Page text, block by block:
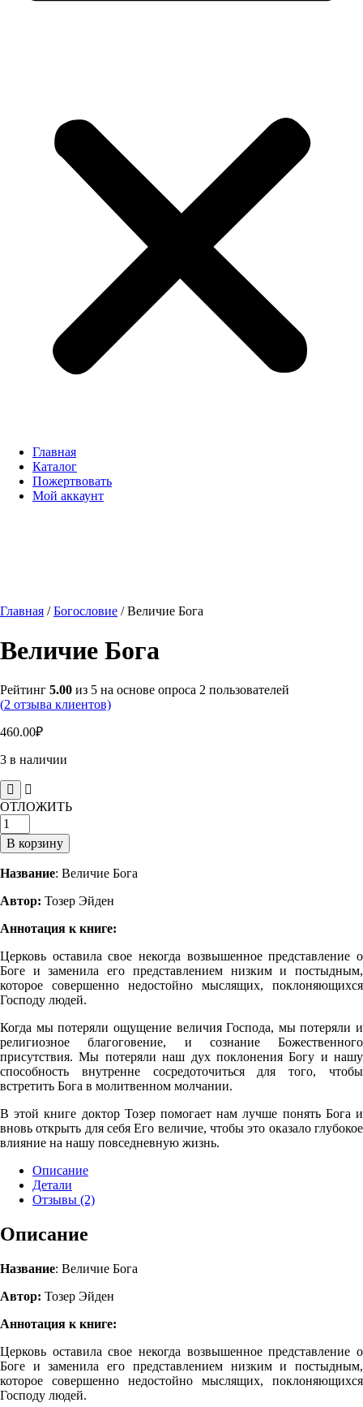
Главная
Каталог
Пожертвовать
Мой аккаунт
Главная /Богословие / Величие Бога
Величие Бога
Рейтинг 5.00 из 5 на основе опроса 2 пользователей
(2 отзыва клиентов)
460.00₽
3 в наличии
ОТЛОЖИТЬ
Количество
товара
Величие
В корзину
Название: Величие Бога
Автор: Тозер Эйден
Аннотация к книге:
Церковь оставила свое некогда возвышенное пред­ставление о
Боге и заменила его представлением низким и постыдным,
которое совершенно недостойно мыслящих, поклоняющихся
Господу людей.
Когда мы потеряли ощущение величия Господа, мы потеряли и
религиозное благоговение, и сознание Боже­ственного
присутствия. Мы потеряли наш дух поклонения Богу и нашу
способность внутренне сосредоточиться для того, чтобы
встретить Бога в молитвенном молчании.
В этой книге доктор Тозер помогает нам лучше понять Бога и
вновь открыть для себя Его величие, чтобы это ока­зало глубокое
влияние на нашу повседневную жизнь.
Описание
Детали
Отзывы (2)
Описание
Название: Величие Бога
Автор: Тозер Эйден
Аннотация к книге:
Церковь оставила свое некогда возвышенное пред­ставление о
Боге и заменила его представлением низким и постыдным,
которое совершенно недостойно мыслящих, поклоняющихся
Господу людей.